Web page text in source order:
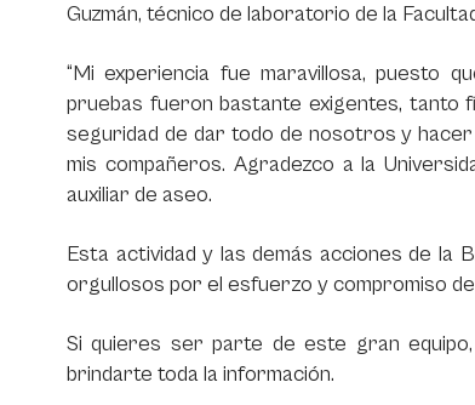
Guzmán, técnico de laboratorio de la
“Mi experiencia fue maravillosa, puesto
pruebas fueron bastante exigentes, tanto
seguridad de dar todo de nosotros y
mis compañeros. Agradezco a la
auxiliar de aseo.
Esta actividad y las demás acciones de la
orgullosos por el esfuerzo y compromiso
Si quieres ser parte de este gran
brindarte toda la información.